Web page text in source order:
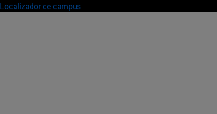
Localizador de campus